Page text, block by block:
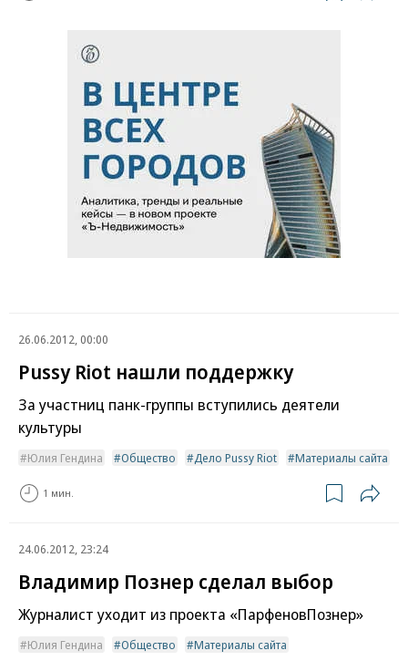
26.06.2012, 00:00
Pussy Riot нашли поддержку
За участниц панк-группы вступились деятели
культуры
Юлия Гендина Общество Дело Pussy Riot Материалы сайта
1 мин.
24.06.2012, 23:24
Владимир Познер сделал выбор
Журналист уходит из проекта «ПарфеновПознер»
Юлия Гендина Общество Материалы сайта